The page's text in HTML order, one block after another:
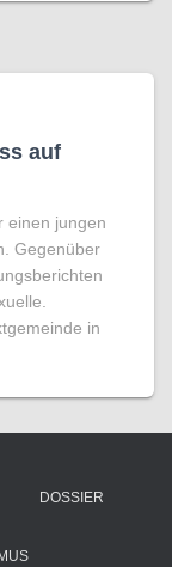
auf
einen jungen
Gegenüber
in
DOSSIER